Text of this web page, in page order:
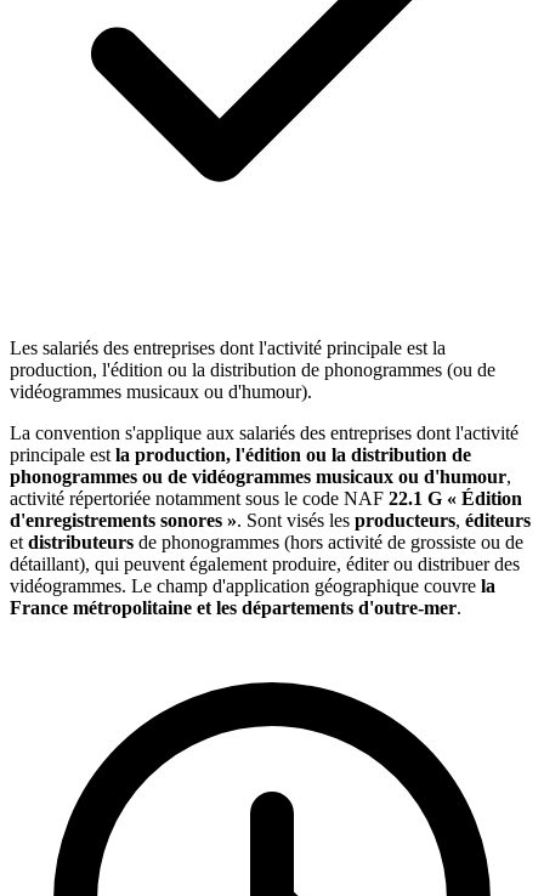
Les salariés des entreprises dont l'activité principale est la
production, l'édition ou la distribution de phonogrammes (ou de
vidéogrammes musicaux ou d'humour).
La convention s'applique aux salariés des entreprises dont l'activité
principale est la production, l'édition ou la distribution de
phonogrammes ou de vidéogrammes musicaux ou d'humour,
activité répertoriée notamment sous le code NAF 22.1 G « Édition
d'enregistrements sonores ». Sont visés les producteurs, éditeurs
et distributeurs de phonogrammes (hors activité de grossiste ou de
détaillant), qui peuvent également produire, éditer ou distribuer des
vidéogrammes. Le champ d'application géographique couvre la
France métropolitaine et les départements d'outre-mer.